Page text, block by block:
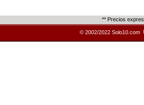
** Precios
© 2002/2022 Solo10.com